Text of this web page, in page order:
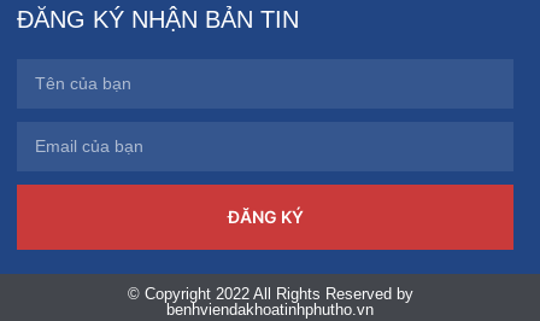
ĐĂNG KÝ NHẬN BẢN TIN
ĐĂNG KÝ
© Copyright 2022 All Rights Reserved by
benhviendakhoatinhphutho.vn